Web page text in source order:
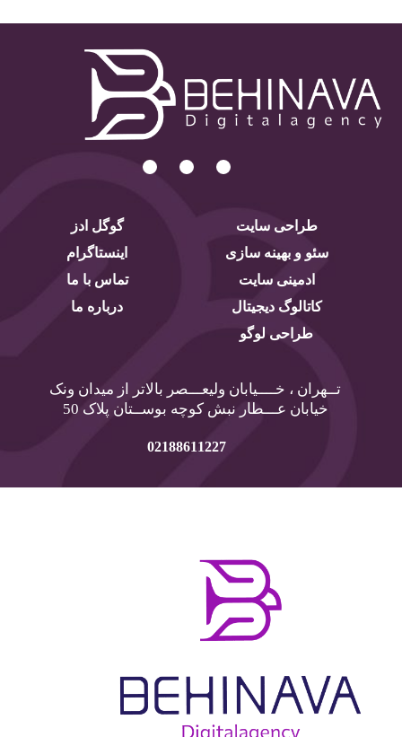
طراحی سایت
سئو و بهینه سازی
ادمینی سایت
کاتالوگ دیجیتال
طراحی لوگو
گوگل ادز
اینستاگرام
تماس با ما
درباره ما
تــهران ، خــــیابان ولیعـــصر بالاتر از میدان ونک
خیابان عـــطار نبش کوچه بوســتان پلاک 50
02188611227